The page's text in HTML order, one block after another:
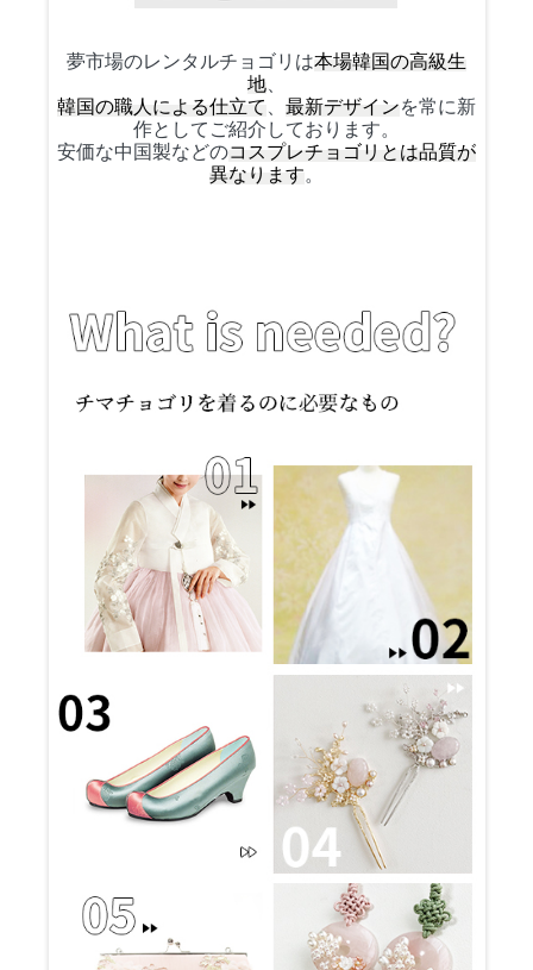
夢市場のレンタルチョゴリは本場韓国の高級生
地
韓国の職人による仕立て
最新デザインを常に新
作としてご紹介しております。
安価な中国製などのコスプレチョゴリとは品質が
異なります。